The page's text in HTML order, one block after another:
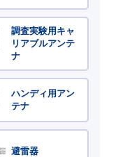
調査実験用キャ
リアブルアンテ
ナ
ハンディ用アン
テナ
避雷器